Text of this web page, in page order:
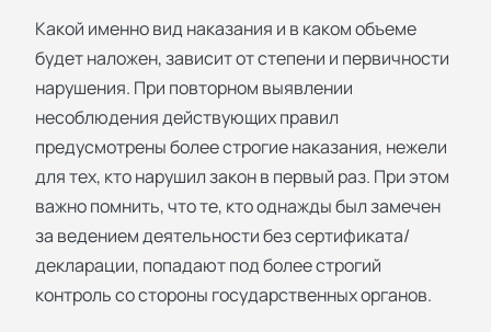
Какой именно вид наказания и в каком объеме
будет наложен, зависит от степени и первичности
нарушения. При повторном выявлении
несоблюдения действующих правил
предусмотрены более строгие наказания, нежели
для тех, кто нарушил закон в первый раз. При этом
важно помнить, что те, кто однажды был замечен
за ведением деятельности без сертификата/
декларации, попадают под более строгий
контроль со стороны государственных органов.